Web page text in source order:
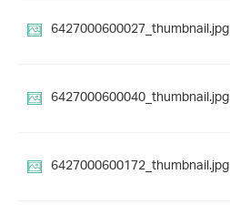
6427000600027_thumbnail.jpg
6427000600040_thumbnail.jpg
6427000600172_thumbnail.jpg